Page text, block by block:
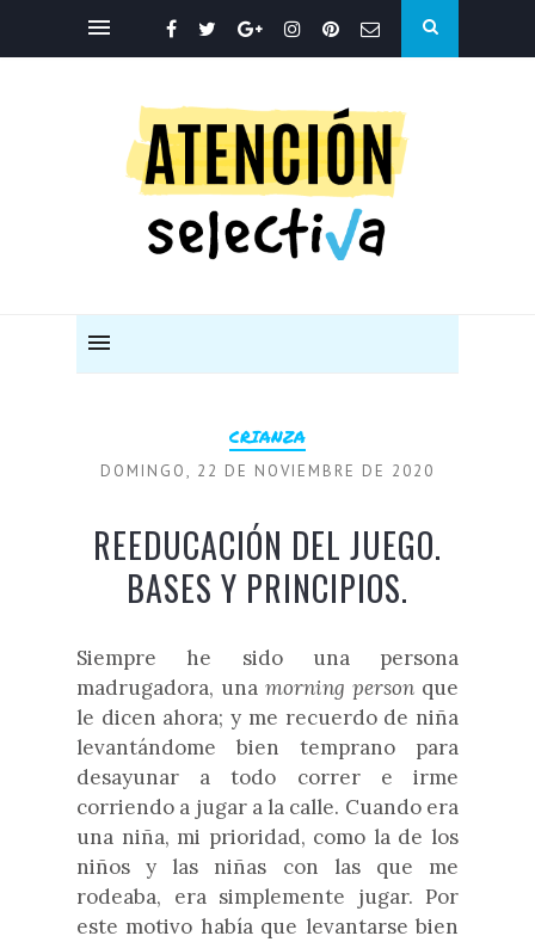
CRIANZA
DOMINGO, 22 DE NOVIEMBRE DE 2020
REEDUCACIÓN DEL JUEGO.
BASES Y PRINCIPIOS.
Siempre he sido una persona
madrugadora, una morning person que
le dicen ahora; y me recuerdo de niña
levantándome bien temprano para
desayunar a todo correr e irme
corriendo a jugar a la calle. Cuando era
una niña, mi prioridad, como la de los
niños y las niñas con las que me
rodeaba, era simplemente jugar. Por
este motivo había que levantarse bien